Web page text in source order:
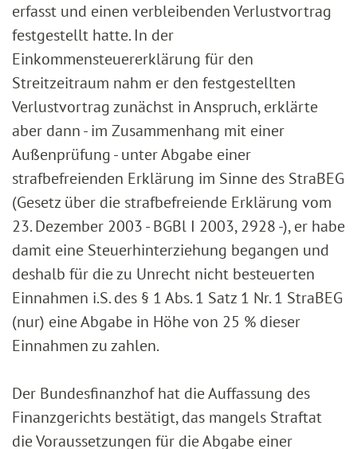
erfasst und einen verbleibenden Verlustvortrag
festgestellt hatte. In der
Einkommensteuererklärung für den
Streitzeitraum nahm er den festgestellten
Verlustvortrag zunächst in Anspruch, erklärte
aber dann - im Zusammenhang mit einer
Außenprüfung - unter Abgabe einer
strafbefreienden Erklärung im Sinne des StraBEG
(Gesetz über die strafbefreiende Erklärung vom
23. Dezember 2003 - BGBl I 2003, 2928 -), er habe
damit eine Steuerhinterziehung begangen und
deshalb für die zu Unrecht nicht besteuerten
Einnahmen i.S. des § 1 Abs. 1 Satz 1 Nr. 1 StraBEG
(nur) eine Abgabe in Höhe von 25 % dieser
Einnahmen zu zahlen.
Der Bundesfinanzhof hat die Auffassung des
Finanzgerichts bestätigt, das mangels Straftat
die Voraussetzungen für die Abgabe einer